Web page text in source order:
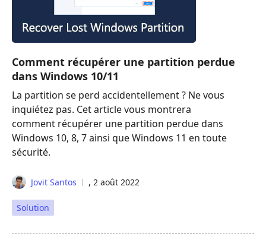
Comment récupérer une partition perdue
dans Windows 10/11
La partition se perd accidentellement ? Ne vous
inquiétez pas. Cet article vous montrera
comment récupérer une partition perdue dans
Windows 10, 8, 7 ainsi que Windows 11 en toute
sécurité.
Jovit Santos , 2 août 2022
Solution